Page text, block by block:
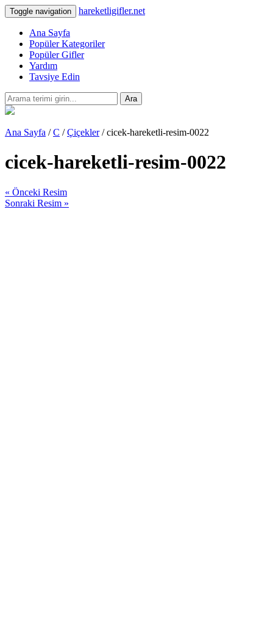
Toggle navigation hareketligifler.net
Ana Sayfa
Popüler Kategoriler
Popüler Gifler
Yardım
Tavsiye Edin
Ara
Ana Sayfa /C /Çiçekler/ cicek-hareketli-resim-0022
cicek-hareketli-resim-0022
« Önceki Resim
Sonraki Resim »